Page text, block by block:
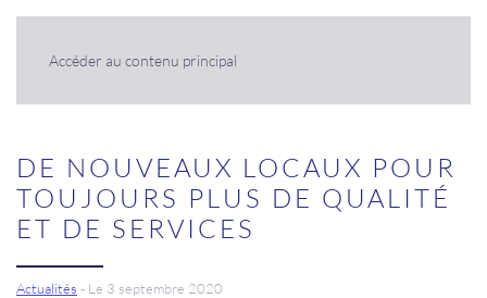
Accéder au contenu principal
DE NOUVEAUX LOCAUX POUR
TOUJOURS PLUS DE QUALITÉ
ET DE SERVICES
Actualités - Le 3 septembre 2020